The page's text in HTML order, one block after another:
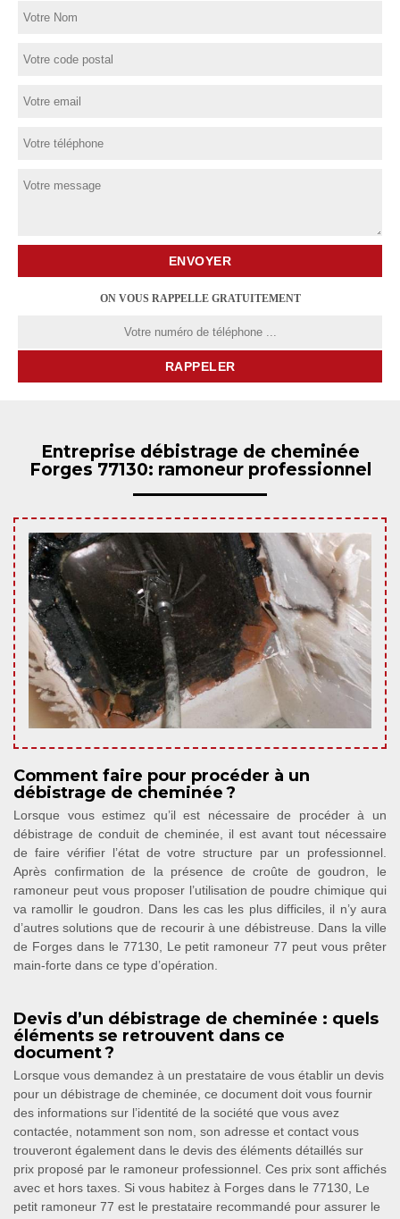
ON VOUS RAPPELLE GRATUITEMENT
Entreprise débistrage de cheminée
Forges 77130: ramoneur professionnel
Comment faire pour procéder à un
débistrage de cheminée ?
Lorsque vous estimez qu’il est nécessaire de procéder à un
débistrage de conduit de cheminée, il est avant tout nécessaire
de faire vérifier l’état de votre structure par un professionnel.
Après confirmation de la présence de croûte de goudron, le
ramoneur peut vous proposer l’utilisation de poudre chimique qui
va ramollir le goudron. Dans les cas les plus difficiles, il n’y aura
d’autres solutions que de recourir à une débistreuse. Dans la ville
de Forges dans le 77130, Le petit ramoneur 77 peut vous prêter
main-forte dans ce type d’opération.
Devis d’un débistrage de cheminée : quels
éléments se retrouvent dans ce
document ?
Lorsque vous demandez à un prestataire de vous établir un devis
pour un débistrage de cheminée, ce document doit vous fournir
des informations sur l’identité de la société que vous avez
contactée, notamment son nom, son adresse et contact vous
trouveront également dans le devis des éléments détaillés sur
prix proposé par le ramoneur professionnel. Ces prix sont affichés
avec et hors taxes. Si vous habitez à Forges dans le 77130, Le
petit ramoneur 77 est le prestataire recommandé pour assurer le